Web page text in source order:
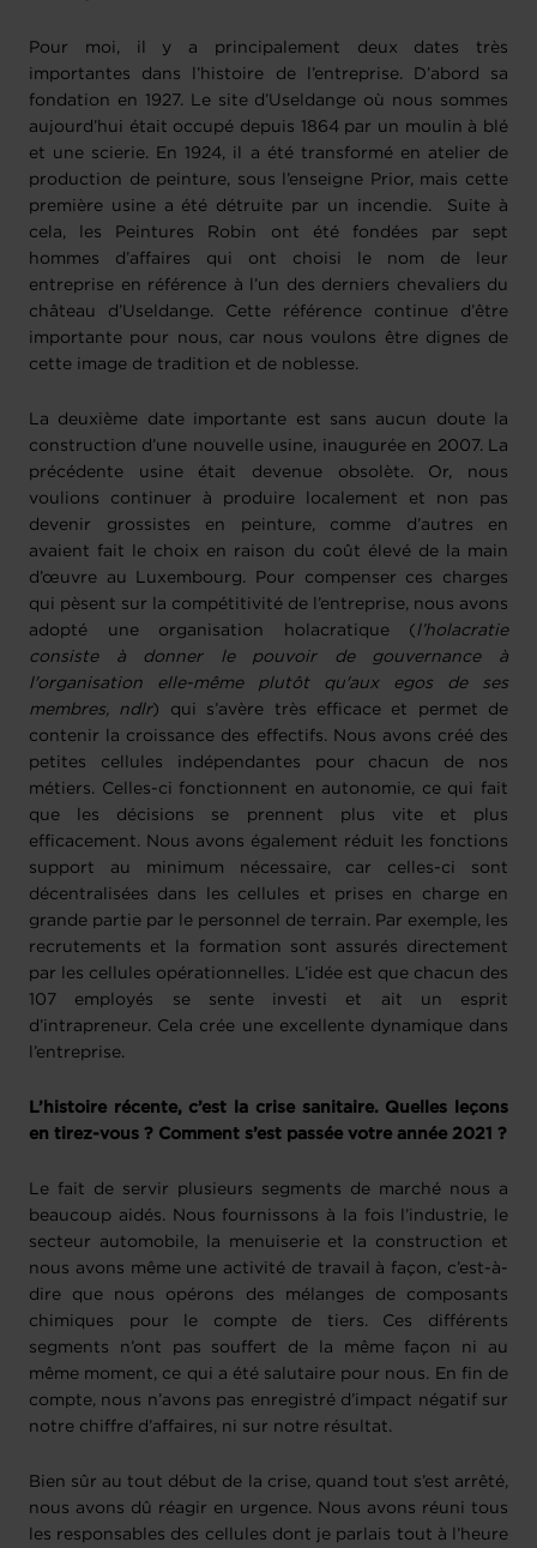
Pour moi, il y a principalement deux dates très
importantes dans l’histoire de l’entreprise. D’abord sa
fondation en 1927. Le site d’Useldange où nous sommes
aujourd’hui était occupé depuis 1864 par un moulin à blé
et une scierie. En 1924, il a été transformé en atelier de
production de peinture, sous l’enseigne Prior, mais cette
première usine a été détruite par un incendie. Suite à
cela, les Peintures Robin ont été fondées par sept
hommes d’affaires qui ont choisi le nom de leur
entreprise en référence à l’un des derniers chevaliers du
château d’Useldange. Cette référence continue d’être
importante pour nous, car nous voulons être dignes de
cette image de tradition et de noblesse.
La deuxième date importante est sans aucun doute la
construction d’une nouvelle usine, inaugurée en 2007. La
précédente usine était devenue obsolète. Or, nous
voulions continuer à produire localement et non pas
devenir grossistes en peinture, comme d’autres en
avaient fait le choix en raison du coût élevé de la main
d’œuvre au Luxembourg. Pour compenser ces charges
qui pèsent sur la compétitivité de l’entreprise, nous avons
adopté une organisation holacratique ( l’holacratie
consiste à donner le pouvoir de gouvernance à
l'organisation elle-même plutôt qu'aux egos de ses
membres, ndlr) qui s’avère très efficace et permet de
contenir la croissance des effectifs. Nous avons créé des
petites cellules indépendantes pour chacun de nos
métiers. Celles-ci fonctionnent en autonomie, ce qui fait
que les décisions se prennent plus vite et plus
efficacement. Nous avons également réduit les fonctions
support au minimum nécessaire, car celles-ci sont
décentralisées dans les cellules et prises en charge en
grande partie par le personnel de terrain. Par exemple, les
recrutements et la formation sont assurés directement
par les cellules opérationnelles. L’idée est que chacun des
107 employés se sente investi et ait un esprit
d’intrapreneur. Cela crée une excellente dynamique dans
l’entreprise.
L’histoire récente, c’est la crise sanitaire. Quelles leçons
en tirez-vous ? Comment s’est passée votre année 2021 ?
Le fait de servir plusieurs segments de marché nous a
beaucoup aidés. Nous fournissons à la fois l’industrie, le
secteur automobile, la menuiserie et la construction et
nous avons même une activité de travail à façon, c’est-à-
dire que nous opérons des mélanges de composants
chimiques pour le compte de tiers. Ces différents
segments n’ont pas souffert de la même façon ni au
même moment, ce qui a été salutaire pour nous. En fin de
compte, nous n’avons pas enregistré d’impact négatif sur
notre chiffre d’affaires, ni sur notre résultat.
Bien sûr au tout début de la crise, quand tout s’est arrêté,
nous avons dû réagir en urgence. Nous avons réuni tous
les responsables des cellules dont je parlais tout à l’heure